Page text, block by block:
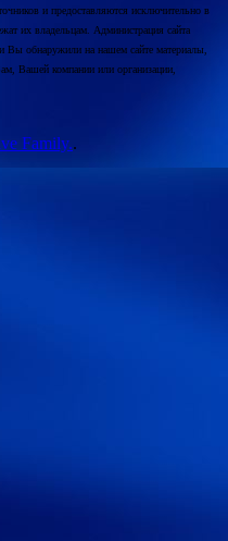
и предоставляются исключительно в
их владельцам. Администрация сайта
Вы обнаружили на нашем сайте материалы,
Вашей компании или организации,
Family..